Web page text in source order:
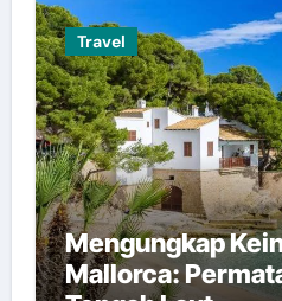
Travel
Mengungkap
Mallorca: